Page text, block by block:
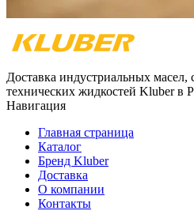
Доставка индустриальных масел,
технических жидкостей Kluber в
Навигация
Главная страница
Каталог
Бренд Kluber
Доставка
О компании
Контакты